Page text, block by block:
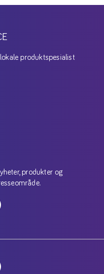
produktspesialist
produkter og